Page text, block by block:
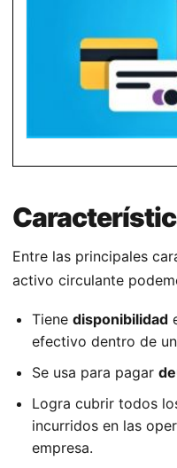
Entre las principales
activo circulante
Tiene disponibilidad
efectivo dentro de
Se usa para pagar
Logra cubrir todos
incurridos en las
empresa.